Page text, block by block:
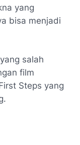
yang
bisa menjadi
salah
film
Steps yang